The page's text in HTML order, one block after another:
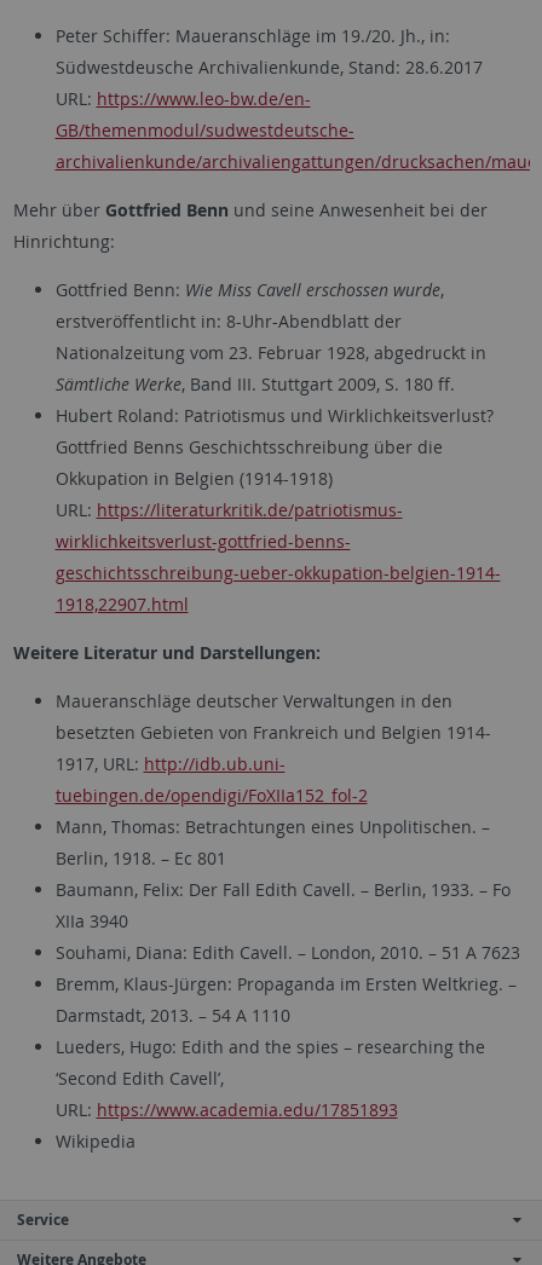
Peter Schiffer: Maueranschläge im 19./20. Jh., in:
Südwestdeusche Archivalienkunde, Stand: 28.6.2017
URL: https://www.leo-bw.de/en-
GB/themenmodul/sudwestdeutsche-
archivalienkunde/archivaliengattungen/drucksachen/
Mehr über Gottfried Benn und seine Anwesenheit bei der
Hinrichtung:
Gottfried Benn: Wie Miss Cavell erschossen wurde,
erstveröffentlicht in: 8-Uhr-Abendblatt der
Nationalzeitung vom 23. Februar 1928, abgedruckt in
Sämtliche Werke, Band III. Stuttgart 2009, S. 180 ff.
Hubert Roland: Patriotismus und Wirklichkeitsverlust?
Gottfried Benns Geschichtsschreibung über die
Okkupation in Belgien (1914-1918)
URL: https://literaturkritik.de/patriotismus-
wirklichkeitsverlust-gottfried-benns-
geschichtsschreibung-ueber-okkupation-belgien-1914-
1918,22907.html
Weitere Literatur und Darstellungen:
Maueranschläge deutscher Verwaltungen in den
besetzten Gebieten von Frankreich und Belgien 1914-
1917, URL: http://idb.ub.uni-
tuebingen.de/opendigi/FoXIIa152_fol-2
Mann, Thomas: Betrachtungen eines Unpolitischen. –
Berlin, 1918. – Ec 801
Baumann, Felix: Der Fall Edith Cavell. – Berlin, 1933. – Fo
XIIa 3940
Souhami, Diana: Edith Cavell. – London, 2010. – 51 A 7623
Bremm, Klaus-Jürgen: Propaganda im Ersten Weltkrieg. –
Darmstadt, 2013. – 54 A 1110
Lueders, Hugo: Edith and the spies – researching the
‘Second Edith Cavell’,
URL: https://www.academia.edu/17851893
Wikipedia
Service
Weitere Angebote